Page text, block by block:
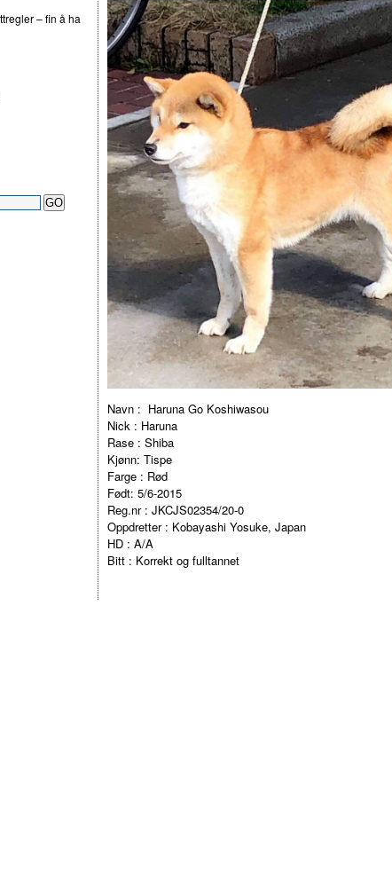
Navn : Haruna Go Koshiwasou
Nick : Haruna
Rase : Shiba
Kjønn: Tispe
Farge : Rød
Født: 5/6-2015
Reg.nr : JKCJS02354/20-0
Oppdretter : Kobayashi Yosuke, Japan
HD : A/A
Bitt : Korrekt og fulltannet
– fin å ha